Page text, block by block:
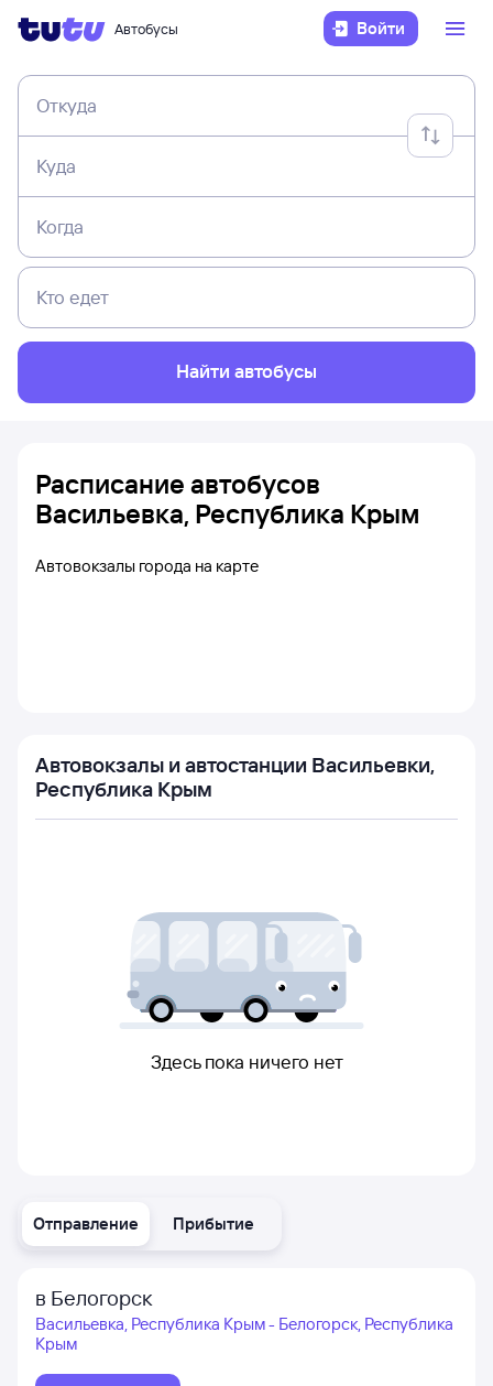
Автобусы Войти
Откуда
Куда
Когда
Кто едет
Найти автобусы
Отправление Прибытие
в Белогорск
Васильевка, Республика Крым - Белогорск, Республика
Крым
Расписание автобусов
Васильевка, Республика Крым
Автовокзалы города на карте
Автовокзалы и автостанции Васильевки,
Республика Крым
Здесь пока ничего нет